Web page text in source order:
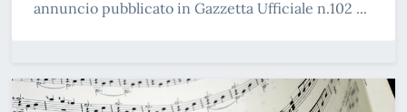
annuncio pubblicato in Gazzetta Ufficiale n.102 ...